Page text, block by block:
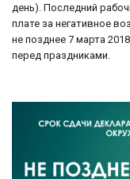
день). Последний
плате за негативное
не позднее 7 марта
перед праздниками.